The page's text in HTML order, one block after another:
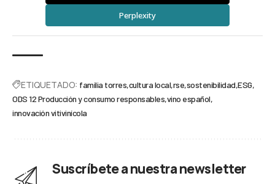
Perplexity
ETIQUETADO: familia torres cultura local rse sostenibilidad ESG
ODS 12 Producción y consumo responsables vino español
innovación vitivinícola
Suscríbete a nuestra newsletter